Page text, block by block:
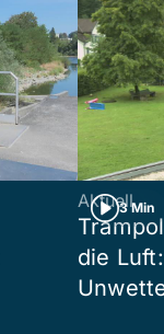
3 Min
Aktuell
die